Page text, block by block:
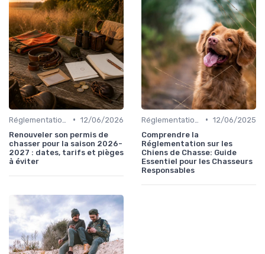
• 12/06/2026
Renouveler son permis de
chasser pour la saison 2026-
2027 : dates, tarifs et pièges
à éviter
• 12/06/2025
Comprendre la
Réglementation sur les
Chiens de Chasse: Guide
Essentiel pour les Chasseurs
Responsables